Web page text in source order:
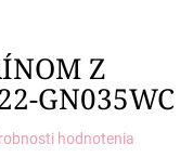
Z
GN035WC
hodnotenia